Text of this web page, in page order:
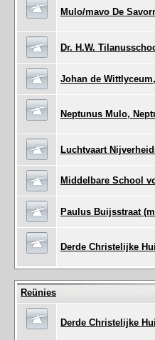
Mulo/mavo De
Dr. H.W.
Johan de
Neptunus Mulo,
Luchtvaart
Middelbare School
Paulus Buijsstraat
Derde Christelijke
Reünies
Derde Christelijke